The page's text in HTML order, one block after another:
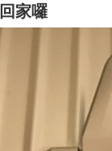
回家囉